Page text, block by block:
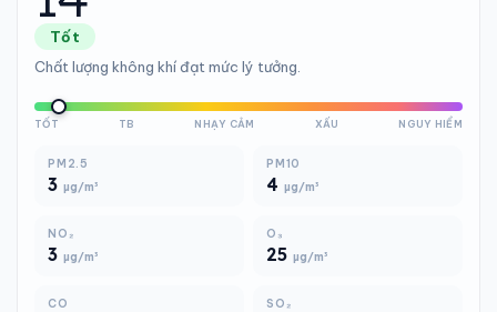
Tốt
Chất lượng không khí đạt mức lý tưởng.
TỐT TB NHẠY CẢM XẤU NGUY HIỂM
PM2.5
3 µg/m³
PM10
4 µg/m³
NO₂
3 µg/m³
O₃
25 µg/m³
CO SO₂